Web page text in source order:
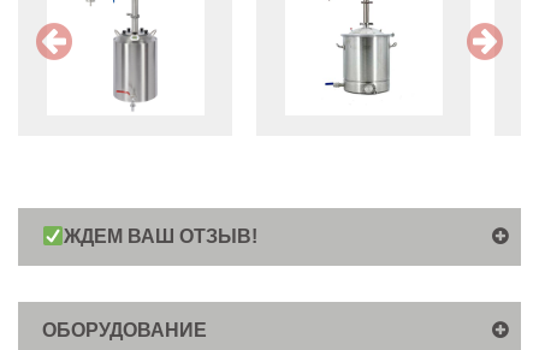
ЖДЕМ ВАШ ОТЗЫВ!
ОБОРУДОВАНИЕ